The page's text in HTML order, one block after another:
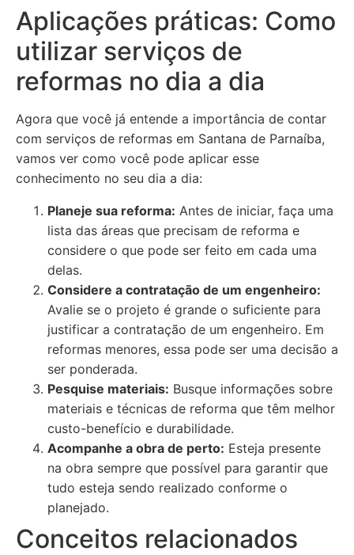
Aplicações práticas: Como
utilizar serviços de
reformas no dia a dia
Agora que você já entende a importância de contar
com serviços de reformas em Santana de Parnaíba,
vamos ver como você pode aplicar esse
conhecimento no seu dia a dia:
Planeje sua reforma: Antes de iniciar, faça uma
lista das áreas que precisam de reforma e
considere o que pode ser feito em cada uma
delas.
Considere a contratação de um engenheiro:
Avalie se o projeto é grande o suficiente para
justificar a contratação de um engenheiro. Em
reformas menores, essa pode ser uma decisão a
ser ponderada.
Pesquise materiais: Busque informações sobre
materiais e técnicas de reforma que têm melhor
custo-benefício e durabilidade.
Acompanhe a obra de perto: Esteja presente
na obra sempre que possível para garantir que
tudo esteja sendo realizado conforme o
planejado.
Conceitos relacionados